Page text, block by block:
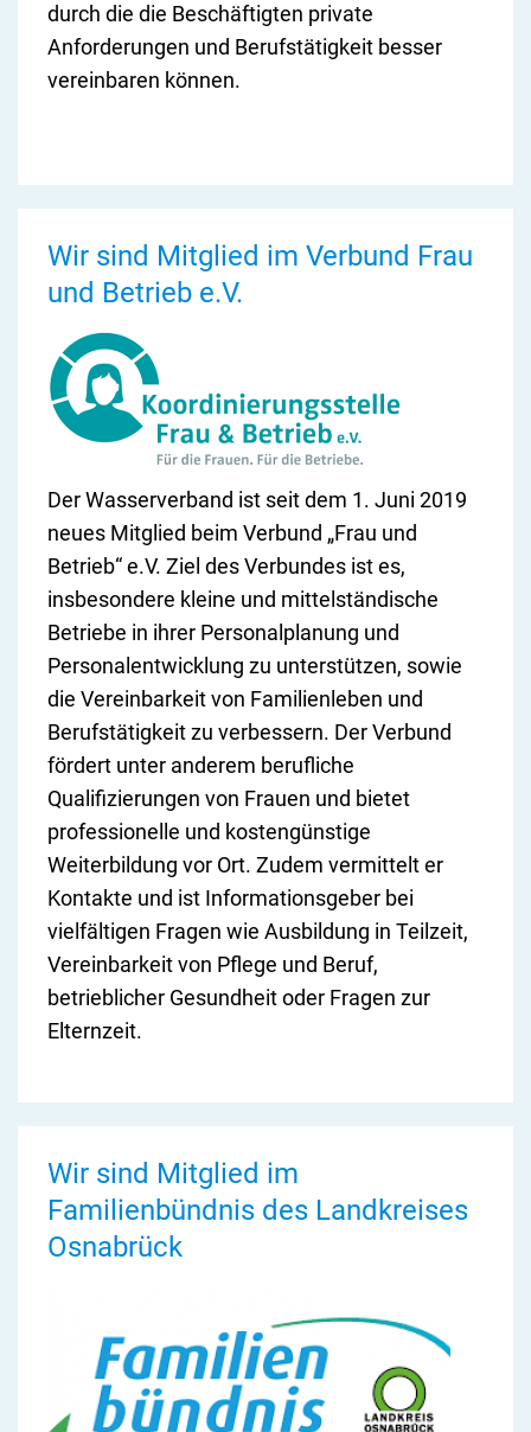
durch die die Beschäftigten private
Anforderungen und Berufstätigkeit besser
vereinbaren können.
Wir sind Mitglied im Verbund Frau
und Betrieb e.V.
Der Wasserverband ist seit dem 1. Juni 2019
neues Mitglied beim Verbund „Frau und
Betrieb“ e.V. Ziel des Verbundes ist es,
insbesondere kleine und mittelständische
Betriebe in ihrer Personalplanung und
Personalentwicklung zu unterstützen, sowie
die Vereinbarkeit von Familienleben und
Berufstätigkeit zu verbessern. Der Verbund
fördert unter anderem berufliche
Qualifizierungen von Frauen und bietet
professionelle und kostengünstige
Weiterbildung vor Ort. Zudem vermittelt er
Kontakte und ist Informationsgeber bei
vielfältigen Fragen wie Ausbildung in Teilzeit,
Vereinbarkeit von Pflege und Beruf,
betrieblicher Gesundheit oder Fragen zur
Elternzeit.
Wir sind Mitglied im
Familienbündnis des Landkreises
Osnabrück